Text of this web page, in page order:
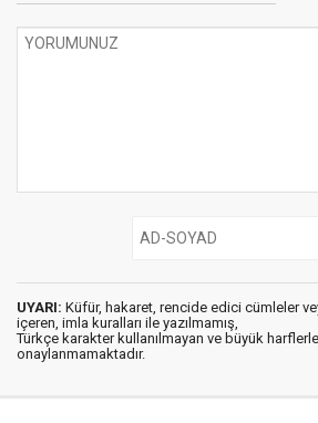
UYARI: Küfür, hakaret, rencide edici cümleler
içeren, imla kuralları ile yazılmamış,
Türkçe karakter kullanılmayan ve büyük
onaylanmamaktadır.